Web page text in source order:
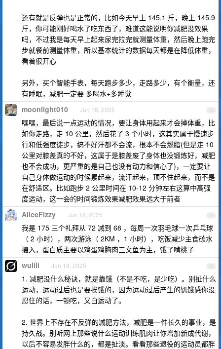
还有就是反弹也是正常的，比如今天早上 145.1 斤，晚上 145.9
斤，你可能刚好喝水了吃东西了，难道这能说明你减肥没效果
吗，不过我是每天早上起来尿完拉完就测量体重，然后晚上跑完
步就餐前测量体重，所以基本统计的数据每天都是在降低体重，
看着很开心
另外，买个智能手表，每天跑步多少，走路多少，有个衡量，还
有睡眠，减肥一定要 多喝水+多睡觉
73
moonlight010 Jun 18, 2025
嘿嘿，最后说一点运动的情况，要让身体用起来才会掉体重，比
如你走路，走 10 公里，然后花了 3 个小时，这其实属于慢速步
行和低强度徒步，搞不好汗都不会流，根本不会燃脂(但是走 10
公里对膝盖真的不好，这属于是膝盖废了身体也没锻炼好，减肥
也不会成功，更严重的是自己也没有动力和信心了)，一定要让
自己身体做运动的时候累起来，流汗起来，顶不住起来，而不是
在舒适区。比如跑步 2 公里时间在 10-12 分钟左右这算中高强
度运动，这一会的时间锻炼效果减肥效果远大于前者
74
AliceFizzy Jun 18, 2025
我是 175 三个礼拜从 72 减到 68 ，每周一次羽毛球一次乒乓球
（ 2 小时），两次游泳（ 2KM ，1 小时），吃饭减少主食碳水
摄入，蛋白质主要以鸡蛋鸡胸肉三文鱼为主，饿了啃桃子
75
wulili Jun 18, 2025
1. 减肥没什么秘诀，就是靠饿（不是不吃，是少吃）。别扯什么
运动，运动过后也是要挨饿的，因为运动过后产生的饥饿感你没
忍住的话，一顿吃，又白运动了。
2. 世界上不存在不反弹的减肥方法，减肥是一件长久的事业，是
持久战。别听网上那些说什么运动训练肌肉让你增加新成代谢，
以后不容易发胖什么的，都是扯淡。看看那些退役的运动员都胖